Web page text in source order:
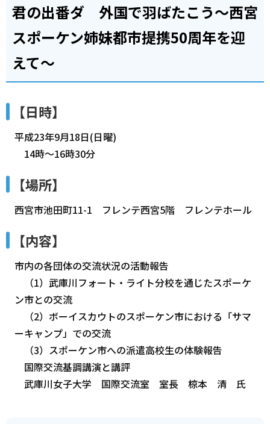
君の出番ダ 外国で羽ばたこう～西宮
スポーケン姉妹都市提携50周年を迎
えて～
【日時】
平成23年9月18日(日曜)
14時～16時30分
【場所】
西宮市池田町11-1 フレンテ西宮5階 フレンテホール
【内容】
市内の各団体の交流状況の活動報告
（1）武庫川フォート・ライト分校を通じたスポーケ
ン市との交流
（2）ボーイスカウトのスポーケン市における「サマ
ーキャンプ」での交流
（3）スポーケン市への派遣高校生の体験報告
国際交流基調講演と講評
武庫川女子大学 国際交流室 室長 椋本 清 氏